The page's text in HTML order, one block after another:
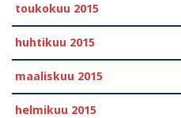
toukokuu 2015
huhtikuu 2015
maaliskuu 2015
helmikuu 2015